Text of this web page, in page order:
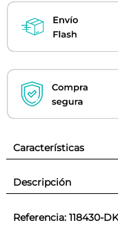
Características
Descripción
Referencia: 118430-